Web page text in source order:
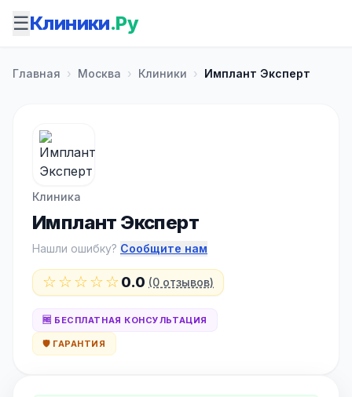
☰Клиники.Ру
Главная › Москва › Клиники › Имплант Эксперт
Клиника
Имплант Эксперт
Нашли ошибку? Сообщите нам
☆☆☆☆☆0.0 (0 отзывов)
🆓 БЕСПЛАТНАЯ КОНСУЛЬТАЦИЯ
🛡️ ГАРАНТИЯ